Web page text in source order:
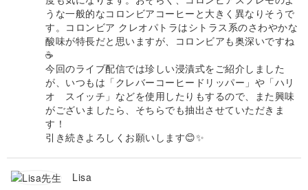
うな一般的なコロンビアコーヒーと大きく異なりそうで
す。コロンビア クレオパトラはシトラス系のさわやかな
酸味が特長だと思いますが、コロンビアも奥深いですね
☕
今回のライブ配信では珍しい浸漬式をご紹介しました
が、いつもは「クレバーコーヒードリッパー」や「ハリ
オ スイッチ」などを使用したりもするので、また興味
がございましたら、そちらでも抽出させていただきま
す！
引き続きよろしくお願いします😊✨
Lisa